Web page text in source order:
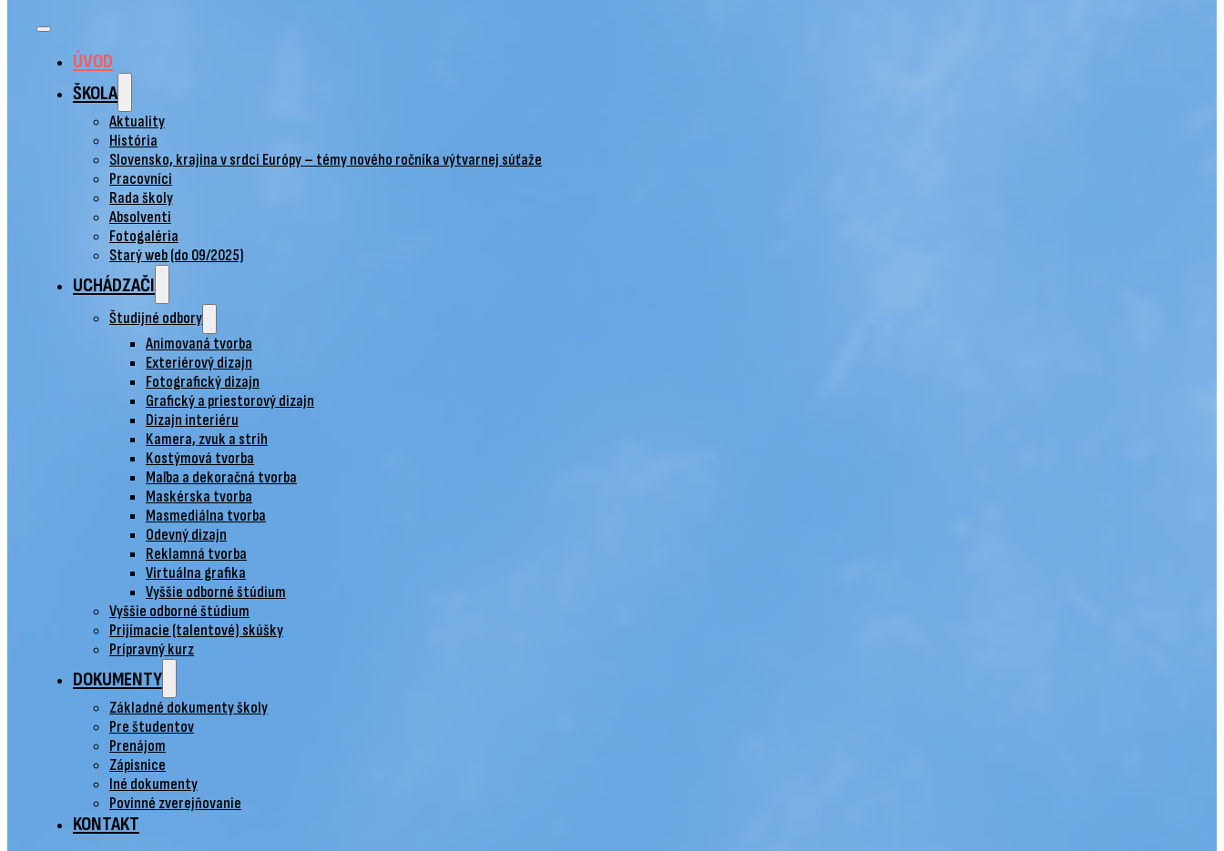
ÚVOD
ŠKOLA
Aktuality
História
Slovensko, krajina v srdci Európy – témy nového ročníka výtvarnej súťaže
Pracovníci
Rada školy
Absolventi
Fotogaléria
Starý web (do 09/2025)
UCHÁDZAČI
Študijné odbory
Animovaná tvorba
Exteriérový dizajn
Fotografický dizajn
Grafický a priestorový dizajn
Dizajn interiéru
Kamera, zvuk a strih
Kostýmová tvorba
Maľba a dekoračná tvorba
Maskérska tvorba
Masmediálna tvorba
Odevný dizajn
Reklamná tvorba
Virtuálna grafika
Vyššie odborné štúdium
Vyššie odborné štúdium
Prijímacie (talentové) skúšky
Prípravný kurz
DOKUMENTY
Základné dokumenty školy
Pre študentov
Prenájom
Zápisnice
Iné dokumenty
Povinné zverejňovanie
KONTAKT